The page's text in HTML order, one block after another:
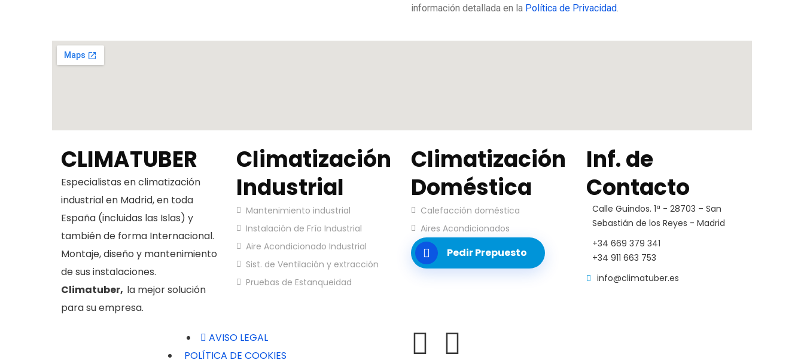
información detallada en la Política de Privacidad.
CLIMATUBER
Especialistas en climatización
industrial en Madrid, en toda
España (incluidas las Islas) y
también de forma Internacional.
Montaje, diseño y mantenimiento
de sus instalaciones.
Climatuber, la mejor solución
para su empresa.
Climatización
Industrial
Mantenimiento industrial
Instalación de Frío Industrial
Aire Acondicionado Industrial
Sist. de Ventilación y extracción
Pruebas de Estanqueidad
Climatización
Doméstica
Calefacción doméstica
Aires Acondicionados
Pedir Prepuesto
Inf. de
Contacto
Calle Guindos. 1ª - 28703 – San
Sebastián de los Reyes - Madrid
+34 669 379 341
+34 911 663 753
info@climatuber.es
AVISO LEGAL
POLÍTICA DE COOKIES